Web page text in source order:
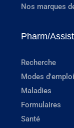
Nos marques
Pharm/Assist
Recherche
Modes d'emploi
Maladies
Formulaires
Santé